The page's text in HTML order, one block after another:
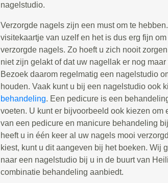
nagelstudio.
Verzorgde nagels zijn een must om te
visitekaartje van uzelf en het is dus erg fijn
verzorgde nagels. Zo hoeft u zich nooit
niet zijn gelakt of dat uw nagellak er nog
Bezoek daarom regelmatig een nagelstudio
houden. Vaak kunt u bij een nagelstudio ook
behandeling. Een pedicure is een
voeten. U kunt er bijvoorbeeld ook kiezen om
van een pedicure en manicure behandeling
heeft u in één keer al uw nagels mooi
kiest, kunt u dit aangeven bij het boeken. Wij
naar een nagelstudio bij u in de buurt van
combinatie behandeling aanbiedt.